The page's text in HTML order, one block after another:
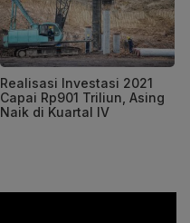
Realisasi Investasi 2021
Capai Rp901 Triliun, Asing
Naik di Kuartal IV